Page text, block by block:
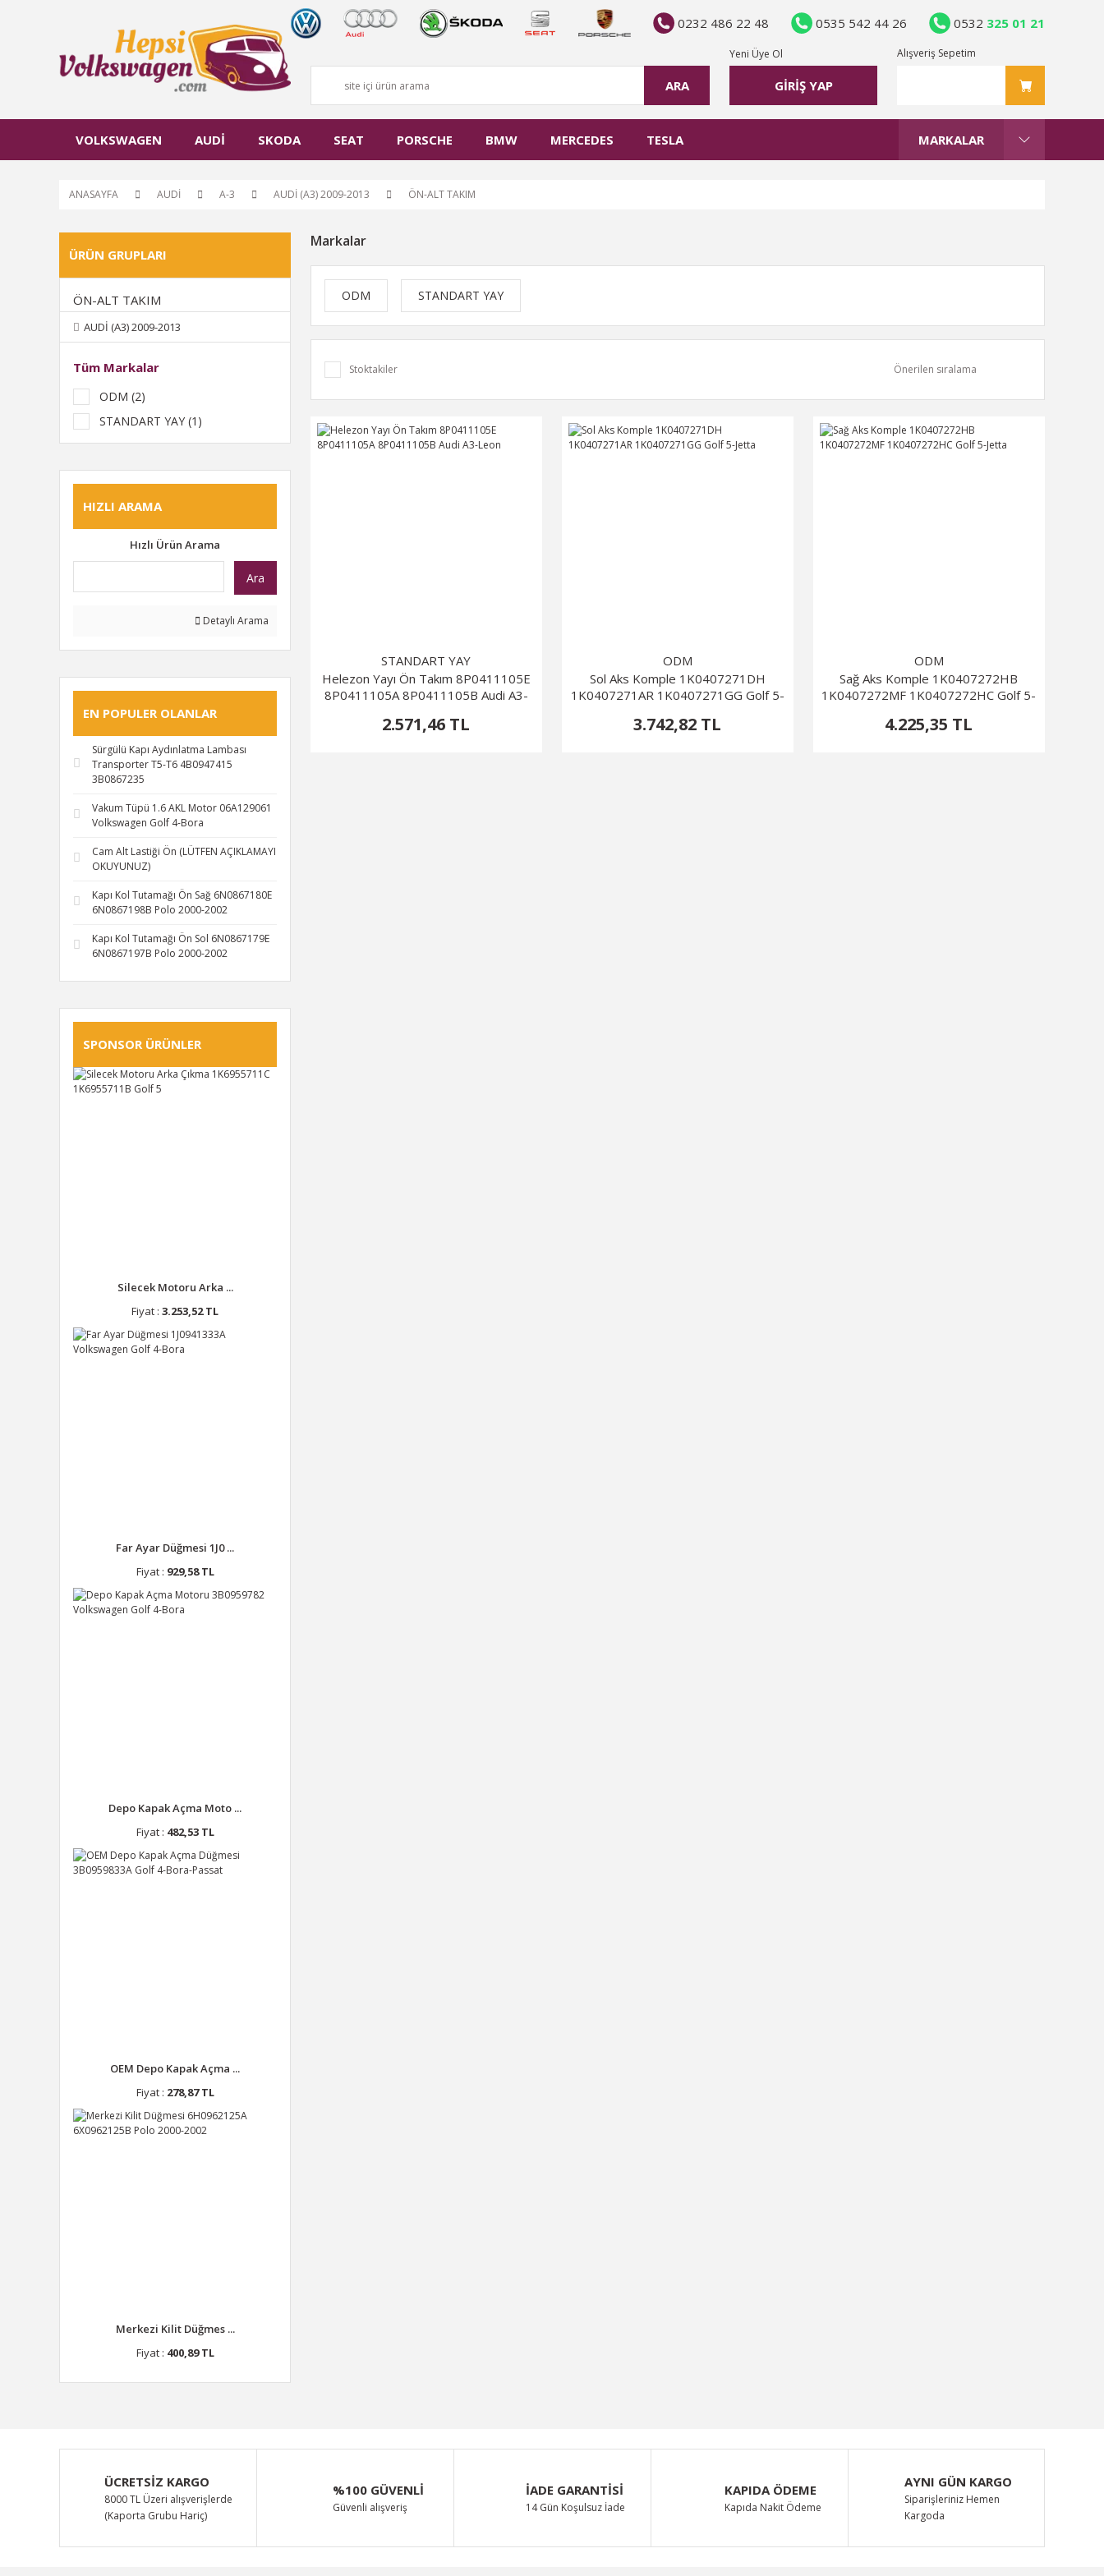
ARA GİRİŞ YAP
Yeni Üye Ol Alışveriş Sepetim
0232 486 22 48 0535 542 44 26 0532 325 01 21
VOLKSWAGEN AUDİ SKODA SEAT PORSCHE BMW MERCEDES TESLA MARKALAR
ANASAYFA AUDİ A-3 AUDİ (A3) 2009-2013 ÖN-ALT TAKIM
ÜRÜN GRUPLARI
ÖN-ALT TAKIM
AUDİ (A3) 2009-2013
Tüm Markalar
ODM (2)
STANDART YAY (1)
HIZLI ARAMA
Hızlı Ürün Arama
Ara
Detaylı Arama
EN POPULER OLANLAR
Sürgülü Kapı Aydınlatma Lambası
Transporter T5-T6 4B0947415
3B0867235
Vakum Tüpü 1.6 AKL Motor 06A129061
Volkswagen Golf 4-Bora
Cam Alt Lastiği Ön (LÜTFEN AÇIKLAMAYI
OKUYUNUZ)
Kapı Kol Tutamağı Ön Sağ 6N0867180E
6N0867198B Polo 2000-2002
Kapı Kol Tutamağı Ön Sol 6N0867179E
6N0867197B Polo 2000-2002
SPONSOR ÜRÜNLER
Silecek Motoru Arka ...
Fiyat : 3.253,52 TL
Far Ayar Düğmesi 1J0 ...
Fiyat : 929,58 TL
Depo Kapak Açma Moto ...
Fiyat : 482,53 TL
OEM Depo Kapak Açma ...
Fiyat : 278,87 TL
Merkezi Kilit Düğmes ...
Fiyat : 400,89 TL
Markalar
ODM STANDART YAY
Stoktakiler
STANDART YAY
Helezon Yayı Ön Takım 8P0411105E
8P0411105A 8P0411105B Audi A3-
2.571,46 TL
ODM
Sol Aks Komple 1K0407271DH
1K0407271AR 1K0407271GG Golf 5-
3.742,82 TL
ODM
Sağ Aks Komple 1K0407272HB
1K0407272MF 1K0407272HC Golf 5-
4.225,35 TL
ÜCRETSİZ KARGO
8000 TL Üzeri alışverişlerde
(Kaporta Grubu Hariç)
%100 GÜVENLİ
Güvenli alışveriş
İADE GARANTİSİ
14 Gün Koşulsuz İade
KAPIDA ÖDEME
Kapıda Nakit Ödeme
AYNI GÜN KARGO
Siparişleriniz Hemen
Kargoda